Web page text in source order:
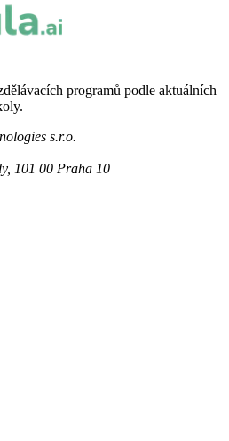
programů podle aktuálních
s.r.o.
101 00 Praha 10